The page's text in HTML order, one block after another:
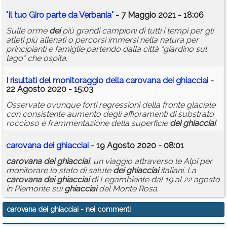
"Il tuo Giro parte da Verbania" - 7 Maggio 2021 - 18:06
Sulle orme deipiù grandi campioni di tutti i tempi per gli
atleti più allenati o percorsi immersi nella natura per
principianti e famiglie partendo dalla città “giardino sul
lago” che ospita.
I risultati del monitoraggio della carovana dei ghiacciai -
22 Agosto 2020 - 15:03
Osservate ovunque forti regressioni della fronte glaciale
con consistente aumento degli affioramenti di substrato
roccioso e frammentazione della superficie dei ghiacciai.
carovana dei ghiacciai - 19 Agosto 2020 - 08:01
carovana dei ghiacciai, un viaggio attraverso le Alpi per
monitorare lo stato di salute dei ghiacciaiitaliani. La
carovana dei ghiacciaidi Legambiente dal 19 al 22 agosto
in Piemonte suighiacciaidel Monte Rosa.
carovana dei ghiacciai - nei commenti